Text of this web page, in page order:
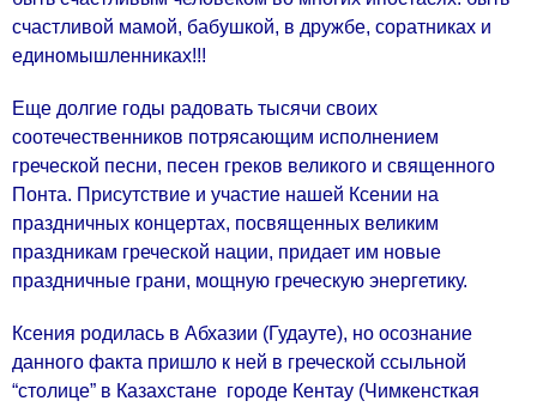
счастливой мамой, бабушкой, в дружбе, соратниках и
единомышленниках!!!
Еще долгие годы радовать тысячи своих
соотечественников потрясающим исполнением
греческой песни, песен греков великого и священного
Понта. Присутствие и участие нашей Ксении на
праздничных концертах, посвященных великим
праздникам греческой нации, придает им новые
праздничные грани, мощную греческую энергетику.
Ксения родилась в Абхазии (Гудауте), но осознание
данного факта пришло к ней в греческой ссыльной
“столице” в Казахстане городе Кентау (Чимкенсткая